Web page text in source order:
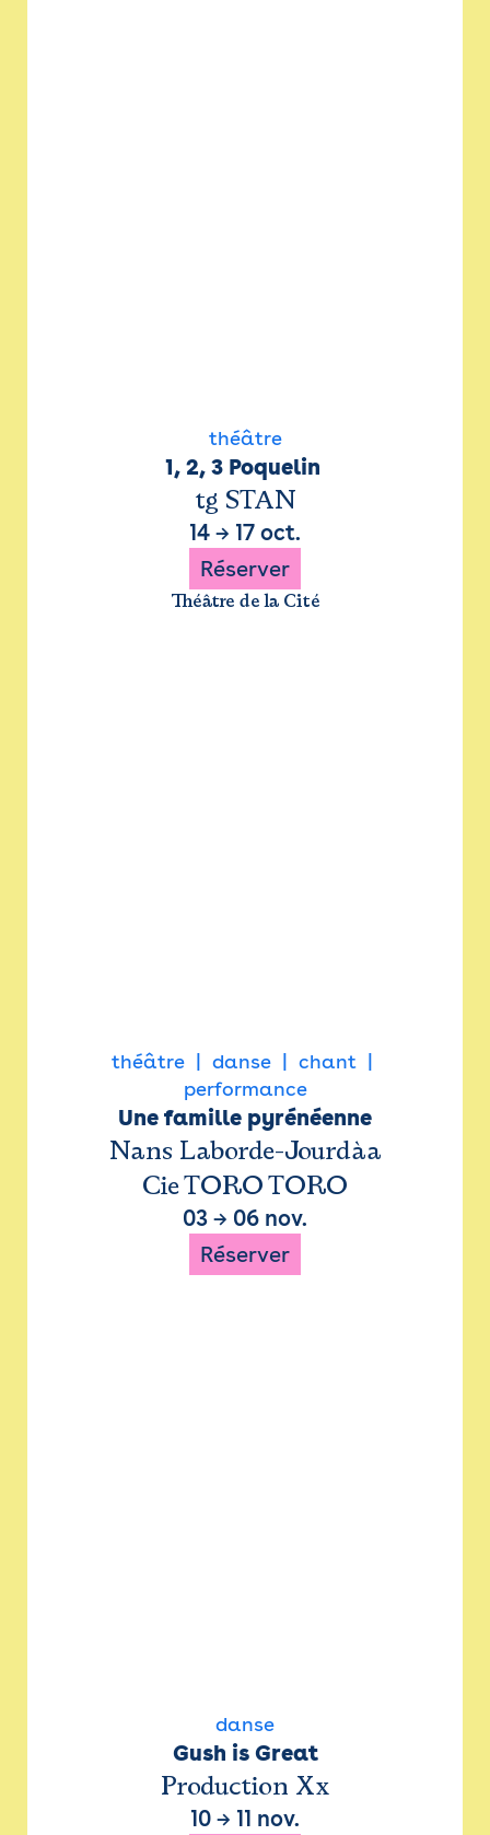
théâtre
1, 2, 3 Poquelin
tg STAN
14 → 17 oct.
Réserver
Théâtre de la Cité
théâtre danse
chant
performance
Une famille pyrénéenne
Nans Laborde-Jourdàa
Cie TORO TORO
03 → 06 nov.
Réserver
danse
Gush is Great
Production Xx
10 → 11 nov.